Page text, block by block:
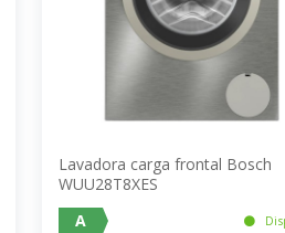
Lavadora carga frontal Bosch
WUU28T8XES
A